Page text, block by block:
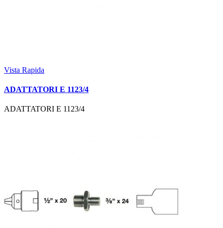
Vista Rapida
ADATTATORI E 1123/4
ADATTATORI E 1123/4